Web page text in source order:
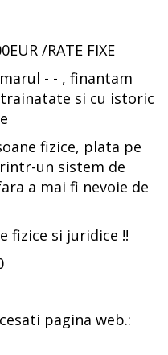
/RATE FIXE
- - , finantam
si cu istoric
fizice, plata pe
un sistem de
a mai fi nevoie de
fizice si juridice !!
pagina web.: